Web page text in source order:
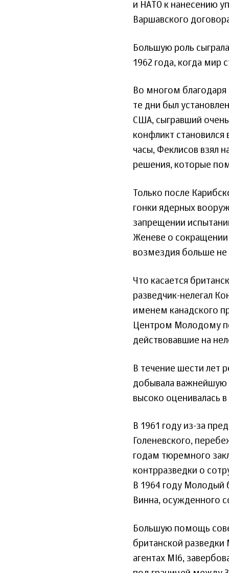
и НАТО к нанесению
Варшавского
Большую роль
1962 года, когда мир
Во многом благодаря
те дни был
США, сыгравший
конфликт
часы, Феклисов взял
решения, которые
Только после
гонки ядерных
запрещении
Женеве о
возмездия больше не
Что касается
разведчик-нелегал
именем канадского
Центром Молодому
действовавшие на
В течение шести лет
добывала
высоко оценивалась
В 1961 году из-за
Голеневского,
годам тюремного
контрразведки о
В 1964 году Молодый
Винна, осужденного
Большую помощь
британской
агентах MI6,